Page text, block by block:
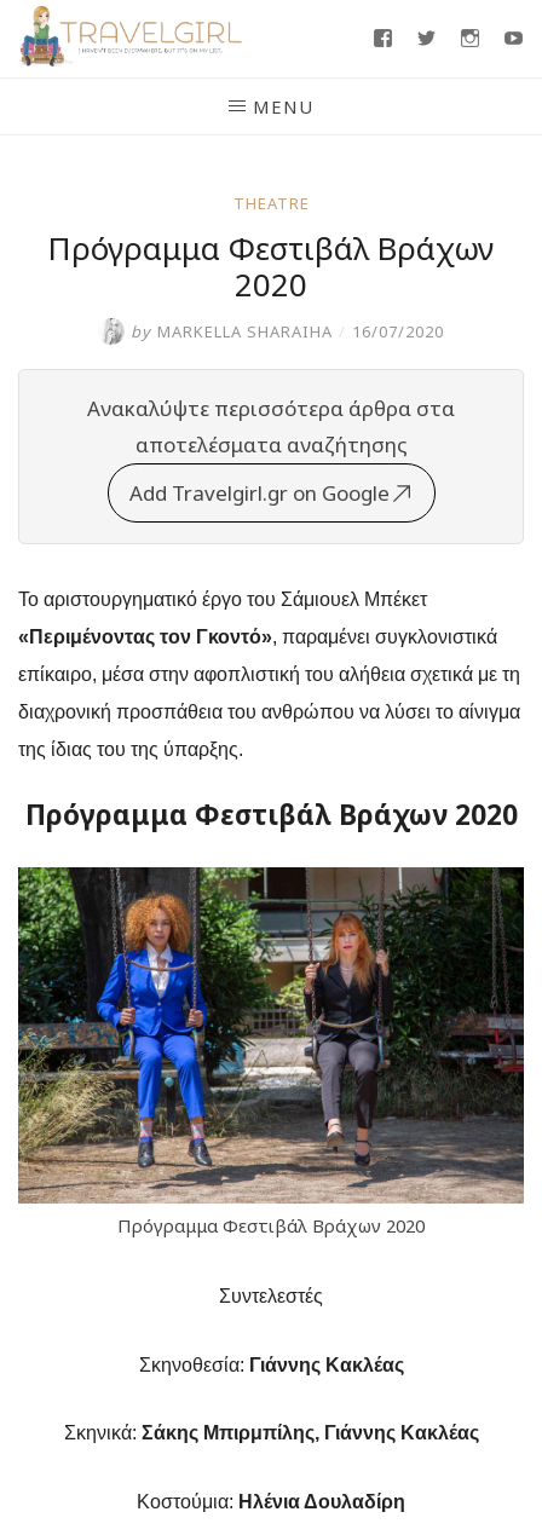
Skip
FacebookTwitter
MENU
THEATRE
Πρόγραμμα Φεστιβάλ Βράχων
2020
by MARKELLA SHARAIHA / 16/07/2020
Ανακαλύψτε περισσότερα άρθρα στα
αποτελέσματα αναζήτησης
Add Travelgirl.gr on Google
Το αριστουργηματικό έργο του Σάμιουελ Μπέκετ
«Περιμένοντας τον Γκοντό», παραμένει συγκλονιστικά
επίκαιρο, μέσα στην αφοπλιστική του αλήθεια σχετικά με τη
διαχρονική προσπάθεια του ανθρώπου να λύσει το αίνιγμα
της ίδιας του της ύπαρξης.
Πρόγραμμα Φεστιβάλ Βράχων 2020
Πρόγραμμα Φεστιβάλ Βράχων 2020
Συντελεστές
Σκηνοθεσία: Γιάννης Κακλέας
Σκηνικά: Σάκης Μπιρμπίλης, Γιάννης Κακλέας
Κοστούμια: Ηλένια Δουλαδίρη